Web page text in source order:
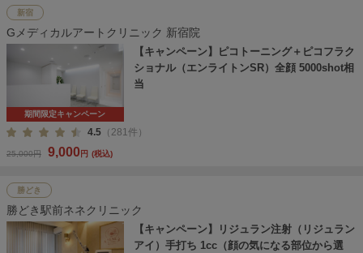
新宿
Gメディカルアートクリニック 新宿院
期間限定キャンペーン
【キャンペーン】ピコトーニング＋ピコフラク
ショナル（エンライトンSR）全顔 5000shot相
当
4.5 （281件）
25,000円 9,000円 (税込)
勝どき
勝どき駅前ネネクリニック
【キャンペーン】リジュラン注射（リジュラン
アイ）手打ち 1cc（顔の気になる部位から選